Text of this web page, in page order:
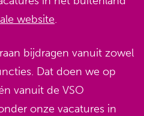
website.
bijdragen vanuit zowel
Dat doen we op
vanuit de VSO
onze vacatures in